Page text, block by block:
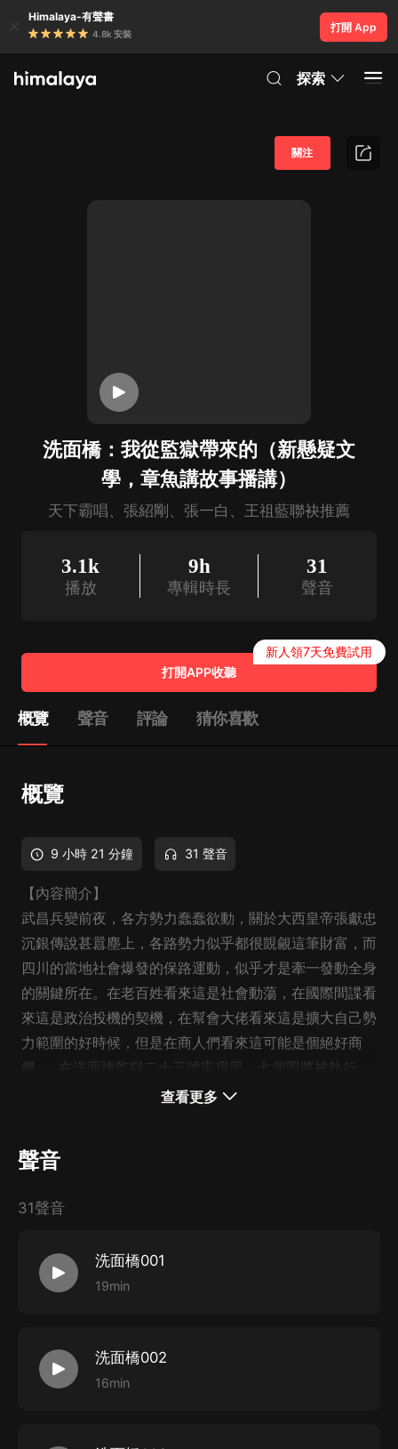
Himalaya-有聲書
4.8k 安裝
打開 App
探索
洗面橋：我從監獄帶來的（新懸疑文
學，章魚講故事播講）
天下霸唱、張紹剛、張一白、王祖藍聯袂推薦
關注
3.1k
播放
9h
專輯時長
31
聲音
打開APP收聽
新人領7天免費試用
概覽 聲音 評論 猜你喜歡
概覽
9 小時 21 分鐘 31 聲音
【內容簡介】
武昌兵變前夜，各方勢力蠢蠢欲動，關於大西皇帝張獻忠
沉銀傳說甚囂塵上，各路勢力似乎都很覬覦這筆財富，而
四川的當地社會爆發的保路運動，似乎才是牽一發動全身
的關鍵所在。在老百姓看來這是社會動蕩，在國際間諜看
來這是政治投機的契機，在幫會大佬看來這是擴大自己勢
力範圍的好時候，但是在商人們看來這可能是個絕好商
機……在洗面橋監獄二十三號牢房里，七個即將被執行死
刑的犯人講述自己的離奇遭遇，卻也道出了整個大時代的
查看更多
聲音
31聲音
洗面橋001
19min
洗面橋002
16min